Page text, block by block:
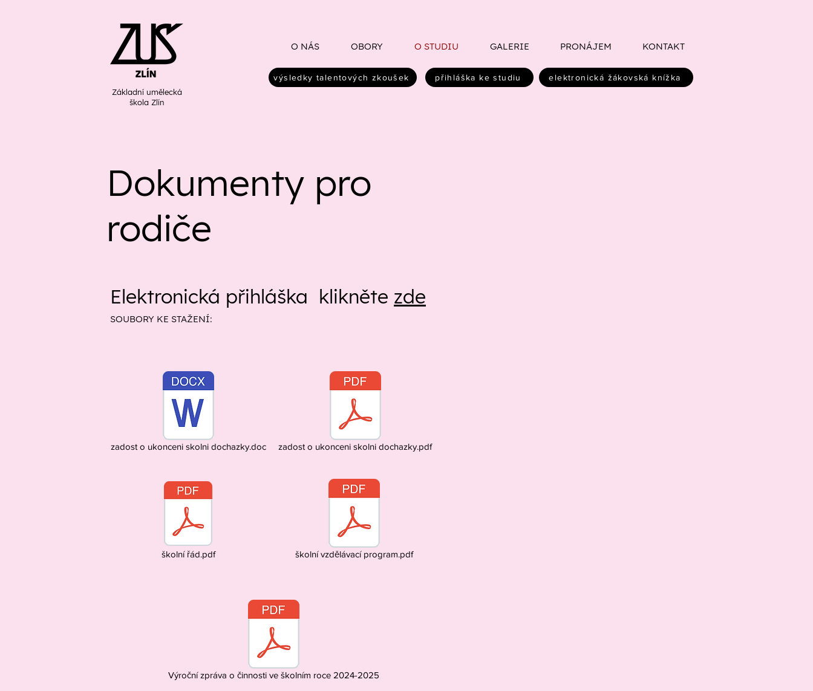
O NÁS OBORY O STUDIU GALERIE PRONÁJEM KONTAKT
výsledky talentových zkoušek přihláška ke studiu
elektronická žákovská knížka
Základní umělecká
škola Zlín
Dokumenty pro
rodiče
Elektronická přihláška klikněte zde
SOUBORY KE STAŽENÍ:
zadost o ukonceni skolni dochazky.doc zadost o ukonceni skolni dochazky.pdf
školní řád.pdf školní vzdělávací program.pdf
Výroční zpráva o činnosti ve školním roce 2024-2025